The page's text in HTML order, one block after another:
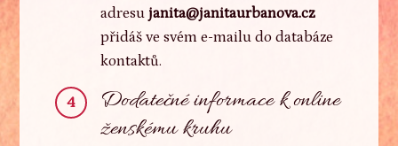
adresu janita@janitaurbanova.cz
přidáš ve svém e-mailu do databáze
kontaktů.
4
Dodatečné informace k online
ženskému kruhu